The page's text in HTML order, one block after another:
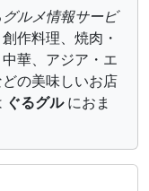
グルメ情報サービ
作料理、焼肉・
華、アジア・エ
の美味しいお店
ぐるグルにおま